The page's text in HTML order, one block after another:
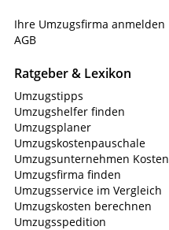
Ihre Umzugsfirma anmelden
AGB
Ratgeber & Lexikon
Umzugstipps
Umzugshelfer finden
Umzugsplaner
Umzugskostenpauschale
Umzugsunternehmen Kosten
Umzugsfirma finden
Umzugsservice im Vergleich
Umzugskosten berechnen
Umzugsspedition